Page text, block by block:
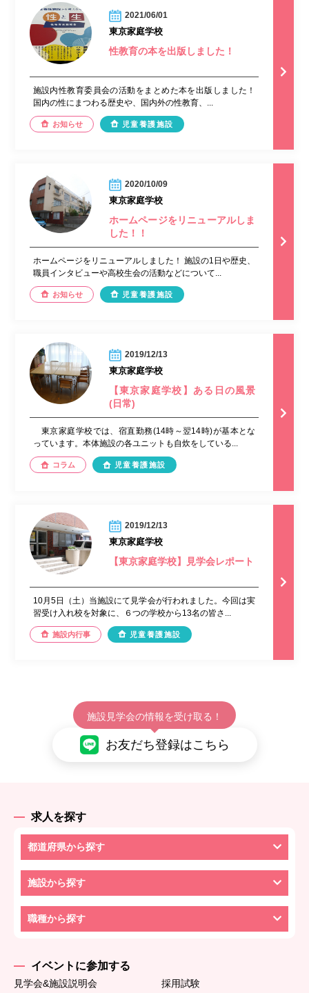
2021/06/01
東京家庭学校
性教育の本を出版しました！
施設内性教育委員会の活動をまとめた本を出版しました！
国内の性にまつわる歴史や、国内外の性教育、...
お知らせ 児童養護施設
2020/10/09
東京家庭学校
ホームページをリニューアルしま
した！！
ホームページをリニューアルしました！ 施設の1日や歴史、
職員インタビューや高校生会の活動などについて...
お知らせ 児童養護施設
2019/12/13
東京家庭学校
【東京家庭学校】ある日の風景
(日常)
東京家庭学校では、宿直勤務(14時～翌14時)が基本とな
っています。本体施設の各ユニットも自炊をしている...
コラム 児童養護施設
2019/12/13
東京家庭学校
【東京家庭学校】見学会レポート
10月5日（土）当施設にて見学会が行われました。今回は実
習受け入れ校を対象に、６つの学校から13名の皆さ...
施設内行事 児童養護施設
施設見学会の情報を受け取る！
お友だち登録はこちら
求人を探す
都道府県から探す
施設から探す
職種から探す
イベントに参加する
見学会&施設説明会
採用試験